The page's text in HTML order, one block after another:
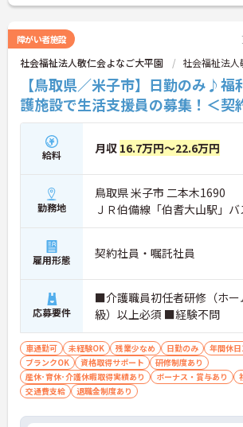
障がい者施設
社会福祉法人敬仁会よなご大平園 社会福祉法人
【鳥取県／米子市】日勤のみ♪
護施設で生活支援員の募集！＜契
給料 月収 16.7万円～22.6万円
勤務地
鳥取県 米子市 二本木1690
ＪＲ伯備線「伯耆大山駅」
雇用形態 契約社員・嘱託社員
応募要件
■介護職員初任者研修（ホー
級）以上必須 ■経験不問
車通勤可 未経験OK 残業少なめ 日勤のみ
年間休
ブランクOK
資格取得サポート
研修制度あり
産休･育休･介護休暇取得実績あり
ボーナス・賞与あり
交通費支給
退職金制度あり